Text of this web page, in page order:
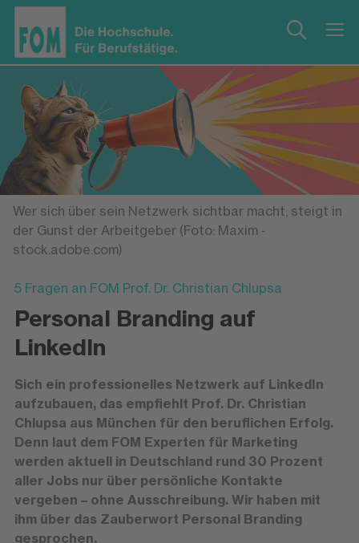
Wer sich über sein Netzwerk sichtbar macht, steigt in
der Gunst der Arbeitgeber (Foto: Maxim -
stock.adobe.com)
5 Fragen an FOM Prof. Dr. Christian Chlupsa
Personal Branding auf
LinkedIn
Sich ein professionelles Netzwerk auf LinkedIn
aufzubauen, das empfiehlt Prof. Dr. Christian
Chlupsa aus München für den beruflichen Erfolg.
Denn laut dem FOM Experten für Marketing
werden aktuell in Deutschland rund 30 Prozent
aller Jobs nur über persönliche Kontakte
vergeben – ohne Ausschreibung. Wir haben mit
ihm über das Zauberwort Personal Branding
gesprochen.